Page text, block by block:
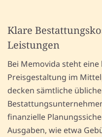
Klare
Leistungen
Bei Memovida steht
Preisgestaltung im
decken sämtliche
finanzielle
Ausgaben, wie etwa